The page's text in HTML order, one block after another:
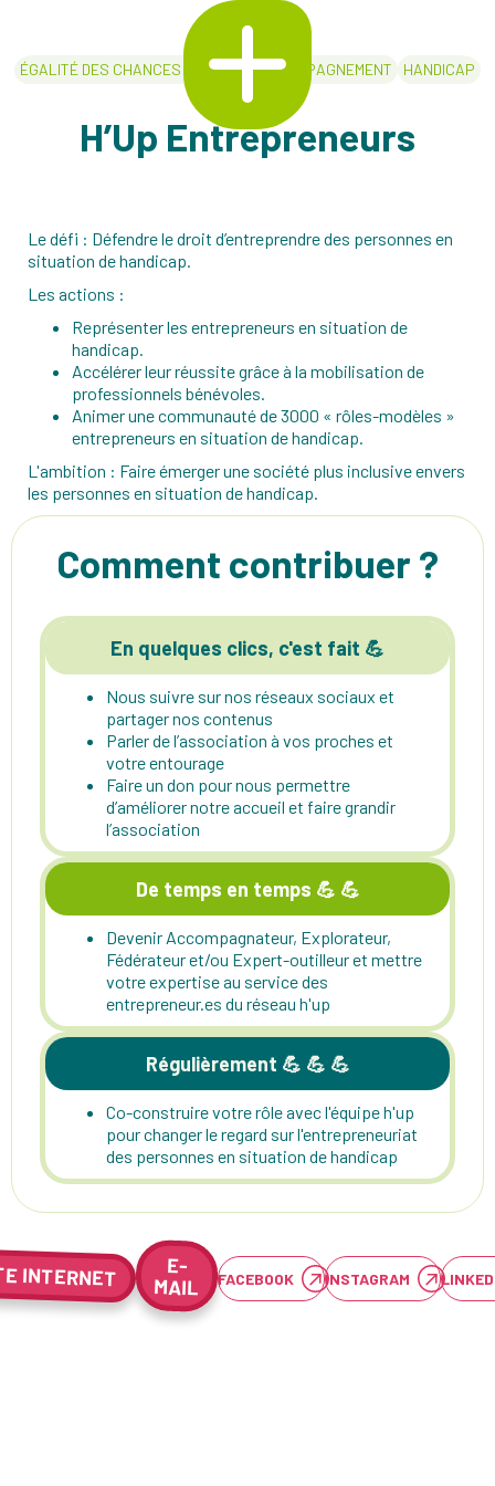
ÉGALITÉ DES CHANCES / EMPLOI ACCOMPAGNEMENT HANDICAP
PROMO 4
H’Up Entrepreneurs
Le défi : Défendre le droit d’entreprendre des personnes en
situation de handicap.
Les actions :
Représenter les entrepreneurs en situation de
handicap.
Accélérer leur réussite grâce à la mobilisation de
professionnels bénévoles.
Animer une communauté de 3000 « rôles-modèles »
entrepreneurs en situation de handicap.
L'ambition : Faire émerger une société plus inclusive envers
les personnes en situation de handicap.
Comment contribuer ?
En quelques clics, c'est fait 💪
Nous suivre sur nos réseaux sociaux et
partager nos contenus
Parler de l’association à vos proches et
votre entourage
Faire un don pour nous permettre
d’améliorer notre accueil et faire grandir
l’association
De temps en temps 💪 💪
Devenir Accompagnateur, Explorateur,
Fédérateur et/ou Expert-outilleur et mettre
votre expertise au service des
entrepreneur.es du réseau h'up
Régulièrement 💪 💪 💪
Co-construire votre rôle avec l'équipe h'up
pour changer le regard sur l'entrepreneuriat
des personnes en situation de handicap
INTERNET E-
MAIL FACEBOOK INSTAGRAM